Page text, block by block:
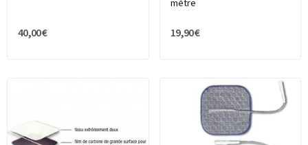
40,00 €
mètre
19,90 €